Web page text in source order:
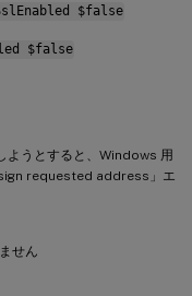
$false
$false
ようとすると、Windows 用
requested address」エ